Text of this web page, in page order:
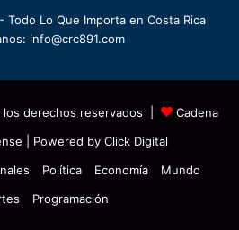
Todo Lo Que Importa en Costa Rica
info@crc891.com
derechos reservados |
Cadena
| Powered by Click Digital
Política Economía
Mundo
Programación